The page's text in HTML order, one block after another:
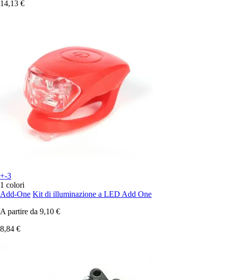
14,13 €
+-3
1 colori
Add-One Kit di illuminazione a LED Add One
A partire da 9,10 €
8,84 €